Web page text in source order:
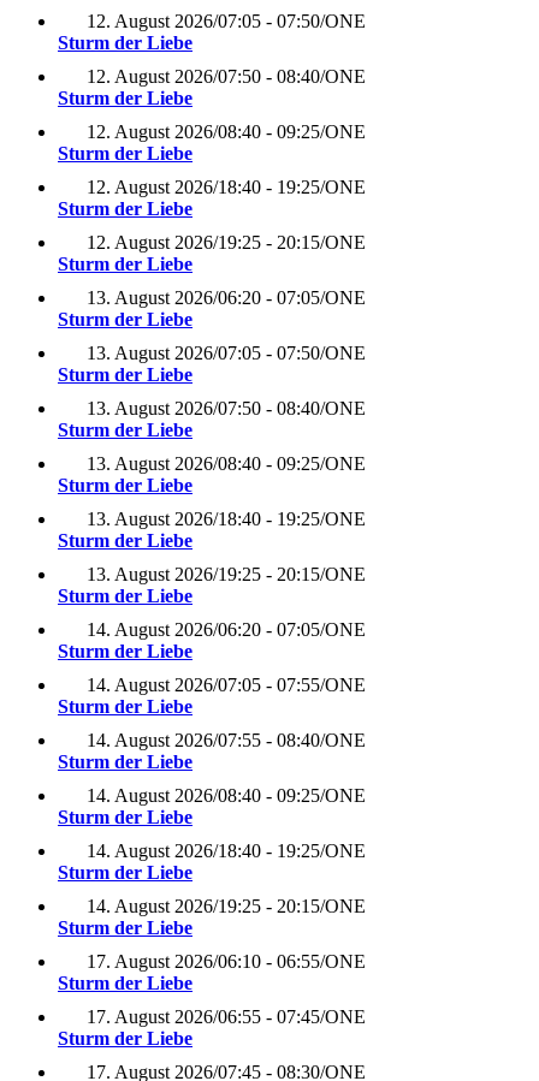
12. August 2026/07:05 - 07:50/ONE
Sturm der Liebe
12. August 2026/07:50 - 08:40/ONE
Sturm der Liebe
12. August 2026/08:40 - 09:25/ONE
Sturm der Liebe
12. August 2026/18:40 - 19:25/ONE
Sturm der Liebe
12. August 2026/19:25 - 20:15/ONE
Sturm der Liebe
13. August 2026/06:20 - 07:05/ONE
Sturm der Liebe
13. August 2026/07:05 - 07:50/ONE
Sturm der Liebe
13. August 2026/07:50 - 08:40/ONE
Sturm der Liebe
13. August 2026/08:40 - 09:25/ONE
Sturm der Liebe
13. August 2026/18:40 - 19:25/ONE
Sturm der Liebe
13. August 2026/19:25 - 20:15/ONE
Sturm der Liebe
14. August 2026/06:20 - 07:05/ONE
Sturm der Liebe
14. August 2026/07:05 - 07:55/ONE
Sturm der Liebe
14. August 2026/07:55 - 08:40/ONE
Sturm der Liebe
14. August 2026/08:40 - 09:25/ONE
Sturm der Liebe
14. August 2026/18:40 - 19:25/ONE
Sturm der Liebe
14. August 2026/19:25 - 20:15/ONE
Sturm der Liebe
17. August 2026/06:10 - 06:55/ONE
Sturm der Liebe
17. August 2026/06:55 - 07:45/ONE
Sturm der Liebe
17. August 2026/07:45 - 08:30/ONE